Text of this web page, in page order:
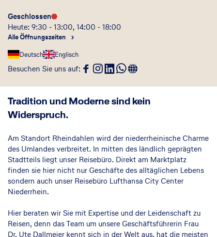
Geschlossen
Heute: 9:30 - 13:00, 14:00 - 18:00
Alle Öffnungszeiten
Deutsch
Englisch
Besuchen Sie uns auf:
Tradition und Moderne sind kein
Widerspruch.
Am Standort Rheindahlen wird der niederrheinische Charme
des Umlandes verbreitet. In mitten des ländlich geprägten
Stadtteils liegt unser Reisebüro. Direkt am Marktplatz
finden sie hier nicht nur Geschäfte des alltäglichen Lebens
sondern auch unser Reisebüro Lufthansa City Center
Niederrhein.
Hier beraten wir Sie mit Expertise und der Leidenschaft zu
Reisen, denn das Team um unsere Geschäftsführerin Frau
Dr. Ute Dallmeier kennt sich in der Welt aus, hat die meisten